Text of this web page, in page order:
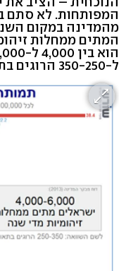
מהמדינה במקום
המתים ממחלות
ל-350-250 הרוגים בתאונות דרכים כל שנה.